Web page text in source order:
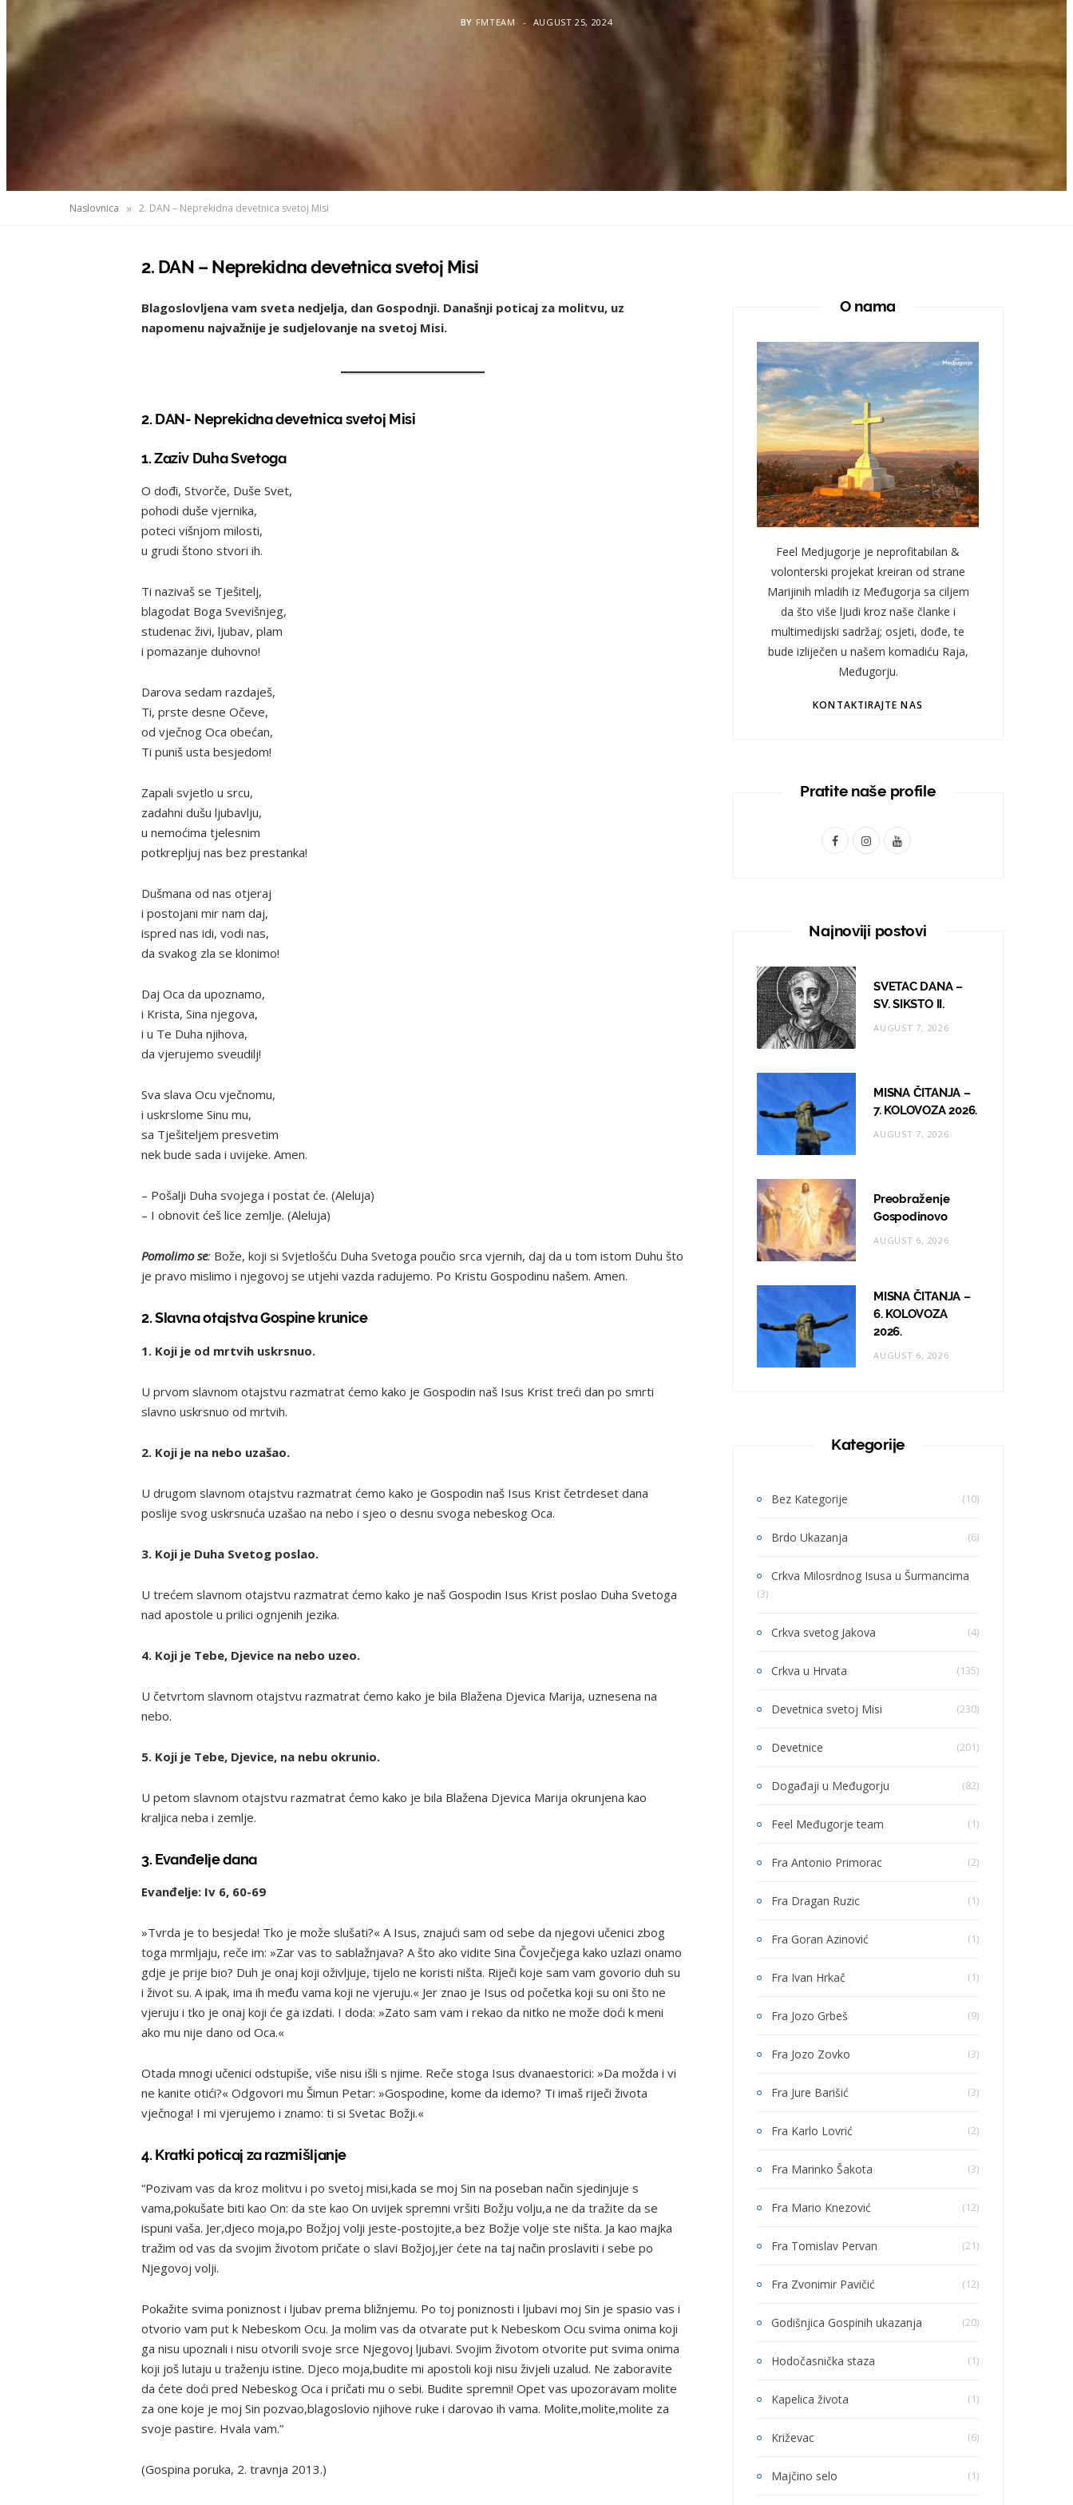
BY FMTEAM AUGUST 25, 2024
Naslovnica » 2. DAN – Neprekidna devetnica svetoj Misi
2. DAN – Neprekidna devetnica svetoj Misi
Blagoslovljena vam sveta nedjelja, dan Gospodnji. Današnji poticaj za molitvu, uz
napomenu najvažnije je sudjelovanje na svetoj Misi.
2. DAN- Neprekidna devetnica svetoj Misi
1. Zaziv Duha Svetoga
O dođi, Stvorče, Duše Svet,
pohodi duše vjernika,
poteci višnjom milosti,
u grudi štono stvori ih.
Ti nazivaš se Tješitelj,
blagodat Boga Svevišnjeg,
studenac živi, ljubav, plam
i pomazanje duhovno!
Darova sedam razdaješ,
Ti, prste desne Očeve,
od vječnog Oca obećan,
Ti puniš usta besjedom!
Zapali svjetlo u srcu,
zadahni dušu ljubavlju,
u nemoćima tjelesnim
potkrepljuj nas bez prestanka!
Dušmana od nas otjeraj
i postojani mir nam daj,
ispred nas idi, vodi nas,
da svakog zla se klonimo!
Daj Oca da upoznamo,
i Krista, Sina njegova,
i u Te Duha njihova,
da vjerujemo sveudilj!
Sva slava Ocu vječnomu,
i uskrslome Sinu mu,
sa Tješiteljem presvetim
nek bude sada i uvijeke. Amen.
– Pošalji Duha svojega i postat će. (Aleluja)
– I obnovit ćeš lice zemlje. (Aleluja)
Pomolimo se: Bože, koji si Svjetlošću Duha Svetoga poučio srca vjernih, daj da u tom istom Duhu što
je pravo mislimo i njegovoj se utjehi vazda radujemo. Po Kristu Gospodinu našem. Amen.
2. Slavna otajstva Gospine krunice
1. Koji je od mrtvih uskrsnuo.
U prvom slavnom otajstvu razmatrat ćemo kako je Gospodin naš Isus Krist treći dan po smrti
slavno uskrsnuo od mrtvih.
2. Koji je na nebo uzašao.
U drugom slavnom otajstvu razmatrat ćemo kako je Gospodin naš Isus Krist četrdeset dana
poslije svog uskrsnuća uzašao na nebo i sjeo o desnu svoga nebeskog Oca.
3. Koji je Duha Svetog poslao.
U trećem slavnom otajstvu razmatrat ćemo kako je naš Gospodin Isus Krist poslao Duha Svetoga
nad apostole u prilici ognjenih jezika.
4. Koji je Tebe, Djevice na nebo uzeo.
U četvrtom slavnom otajstvu razmatrat ćemo kako je bila Blažena Djevica Marija, uznesena na
nebo.
5. Koji je Tebe, Djevice, na nebu okrunio.
U petom slavnom otajstvu razmatrat ćemo kako je bila Blažena Djevica Marija okrunjena kao
kraljica neba i zemlje.
3. Evanđelje dana
Evanđelje: Iv 6, 60-69
»Tvrda je to besjeda! Tko je može slušati?« A Isus, znajući sam od sebe da njegovi učenici zbog
toga mrmljaju, reče im: »Zar vas to sablažnjava? A što ako vidite Sina Čovječjega kako uzlazi onamo
gdje je prije bio? Duh je onaj koji oživljuje, tijelo ne koristi ništa. Riječi koje sam vam govorio duh su
i život su. A ipak, ima ih među vama koji ne vjeruju.« Jer znao je Isus od početka koji su oni što ne
vjeruju i tko je onaj koji će ga izdati. I doda: »Zato sam vam i rekao da nitko ne može doći k meni
ako mu nije dano od Oca.«
Otada mnogi učenici odstupiše, više nisu išli s njime. Reče stoga Isus dvanaestorici: »Da možda i vi
ne kanite otići?« Odgovori mu Šimun Petar: »Gospodine, kome da idemo? Ti imaš riječi života
vječnoga! I mi vjerujemo i znamo: ti si Svetac Božji.«
4. Kratki poticaj za razmišljanje
“Pozivam vas da kroz molitvu i po svetoj misi,kada se moj Sin na poseban način sjedinjuje s
vama,pokušate biti kao On: da ste kao On uvijek spremni vršiti Božju volju,a ne da tražite da se
ispuni vaša. Jer,djeco moja,po Božjoj volji jeste-postojite,a bez Božje volje ste ništa. Ja kao majka
tražim od vas da svojim životom pričate o slavi Božjoj,jer ćete na taj način proslaviti i sebe po
Njegovoj volji.
Pokažite svima poniznost i ljubav prema bližnjemu. Po toj poniznosti i ljubavi moj Sin je spasio vas i
otvorio vam put k Nebeskom Ocu. Ja molim vas da otvarate put k Nebeskom Ocu svima onima koji
ga nisu upoznali i nisu otvorili svoje srce Njegovoj ljubavi. Svojim životom otvorite put svima onima
koji još lutaju u traženju istine. Djeco moja,budite mi apostoli koji nisu živjeli uzalud. Ne zaboravite
da ćete doći pred Nebeskog Oca i pričati mu o sebi. Budite spremni! Opet vas upozoravam molite
za one koje je moj Sin pozvao,blagoslovio njihove ruke i darovao ih vama. Molite,molite,molite za
svoje pastire. Hvala vam.”
(Gospina poruka, 2. travnja 2013.)
O nama
Feel Medjugorje je neprofitabilan &
volonterski projekat kreiran od strane
Marijinih mladih iz Međugorja sa ciljem
da što više ljudi kroz naše članke i
multimedijski sadržaj; osjeti, dođe, te
bude izliječen u našem komadiću Raja,
Međugorju.
KONTAKTIRAJTE NAS
Pratite naše profile
F
o
o
k
I
t
r
a
Y
T
e
Najnoviji postovi
SVETAC DANA –
SV. SIKSTO II.
AUGUST 7, 2026
MISNA ČITANJA –
7. KOLOVOZA 2026.
AUGUST 7, 2026
Preobraženje
Gospodinovo
AUGUST 6, 2026
MISNA ČITANJA –
6. KOLOVOZA
2026.
AUGUST 6, 2026
Kategorije
Bez Kategorije (10)
Brdo Ukazanja (6)
Crkva Milosrdnog Isusa u Šurmancima
(3)
Crkva svetog Jakova (4)
Crkva u Hrvata (135)
Devetnica svetoj Misi (230)
Devetnice (201)
Događaji u Međugorju (82)
Feel Međugorje team (1)
Fra Antonio Primorac (2)
Fra Dragan Ruzic (1)
Fra Goran Azinović (1)
Fra Ivan Hrkač (1)
Fra Jozo Grbeš (9)
Fra Jozo Zovko (3)
Fra Jure Barišić (3)
Fra Karlo Lovrić (2)
Fra Marinko Šakota (3)
Fra Mario Knezović (12)
Fra Tomislav Pervan (21)
Fra Zvonimir Pavičić (12)
Godišnjica Gospinih ukazanja (20)
Hodočasnička staza (1)
Kapelica života (1)
Križevac (6)
Majčino selo (1)